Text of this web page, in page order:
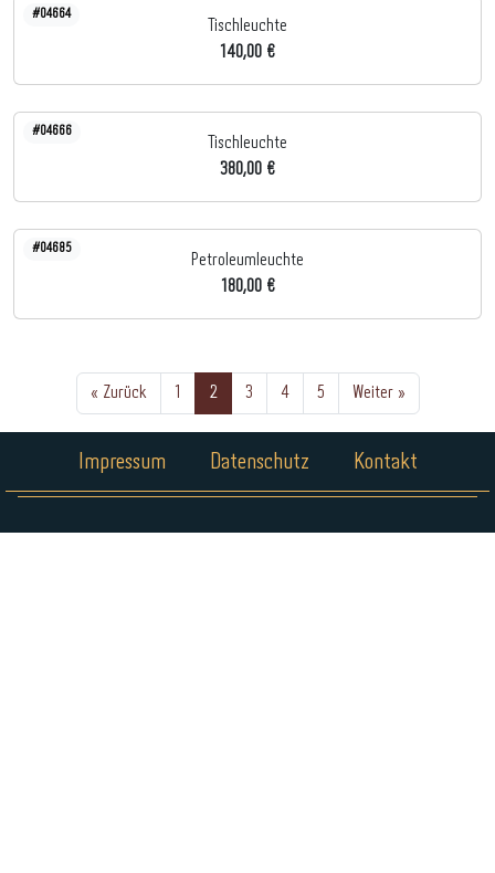
#04664
Tischleuchte
140,00 €
#04666
Tischleuchte
380,00 €
#04685
Petroleumleuchte
180,00 €
« Zurück 2 3 4 5 Weiter »
Impressum Datenschutz Kontakt